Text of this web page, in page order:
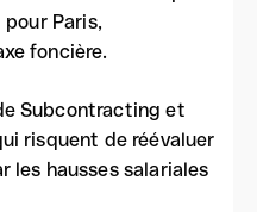
Paris,
foncière.
Subcontracting et
risquent de réévaluer
les hausses salariales